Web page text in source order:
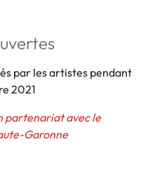
par les artistes pendant
2021
partenariat avec le
Garonne